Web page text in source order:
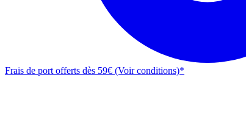
Frais de port offerts dès 59€ (Voir conditions)*